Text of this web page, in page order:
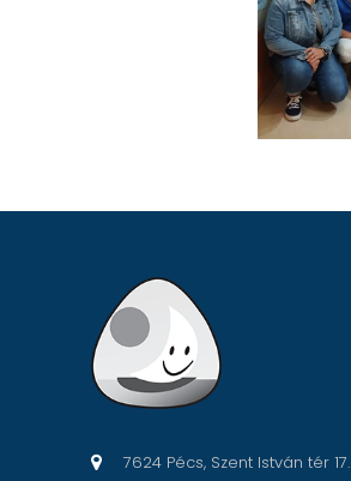
7624 Pécs, Szent István tér 17.